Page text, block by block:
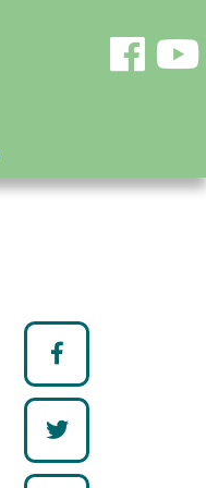
Partager
sur
Facebook

Partager
sur